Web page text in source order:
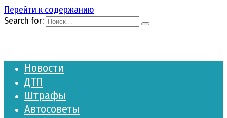
Перейти к содержанию
Search for:
Новости
ДТП
Штрафы
Автосоветы